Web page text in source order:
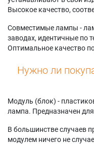
Высокое качество,
Совместимые лампы -
заводах, идентичные по
Оптимальное качество
Нужно ли
Модуль (блок) -
лампа. Предназначен
В большинстве случаев
модулем ничего не